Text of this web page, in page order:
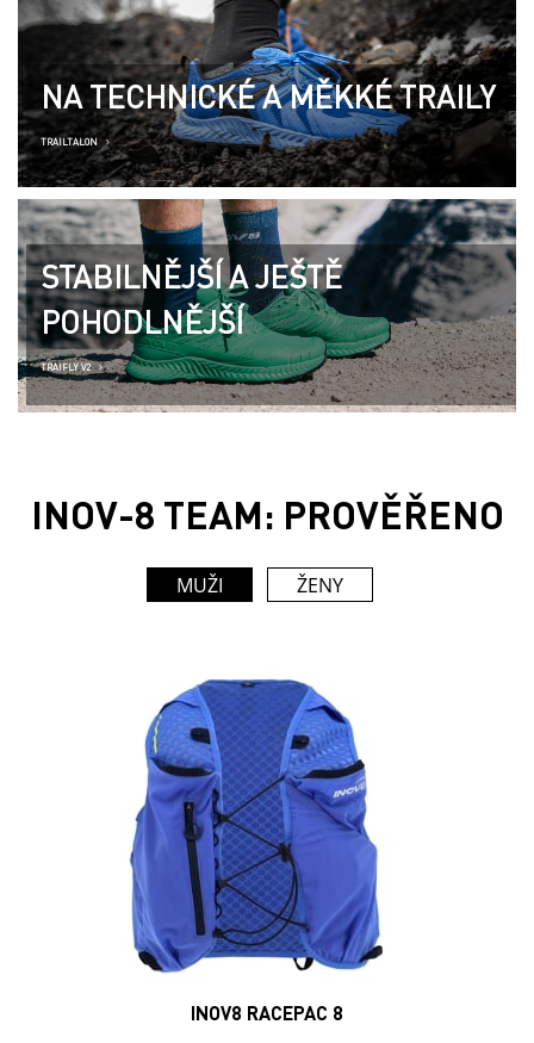
NA TECHNICKÉ A MĚKKÉ TRAILY
TRAILTALON
STABILNĚJŠÍ A JEŠTĚ
POHODLNĚJŠÍ
TRAIFLY V2
INOV-8 TEAM: PROVĚŘENO
MUŽI ŽENY
INOV8 RACEPAC 8